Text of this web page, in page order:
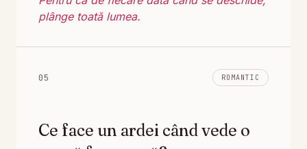
plânge toată lumea.
05 ROMANTIC
Ce face un ardei când vede o